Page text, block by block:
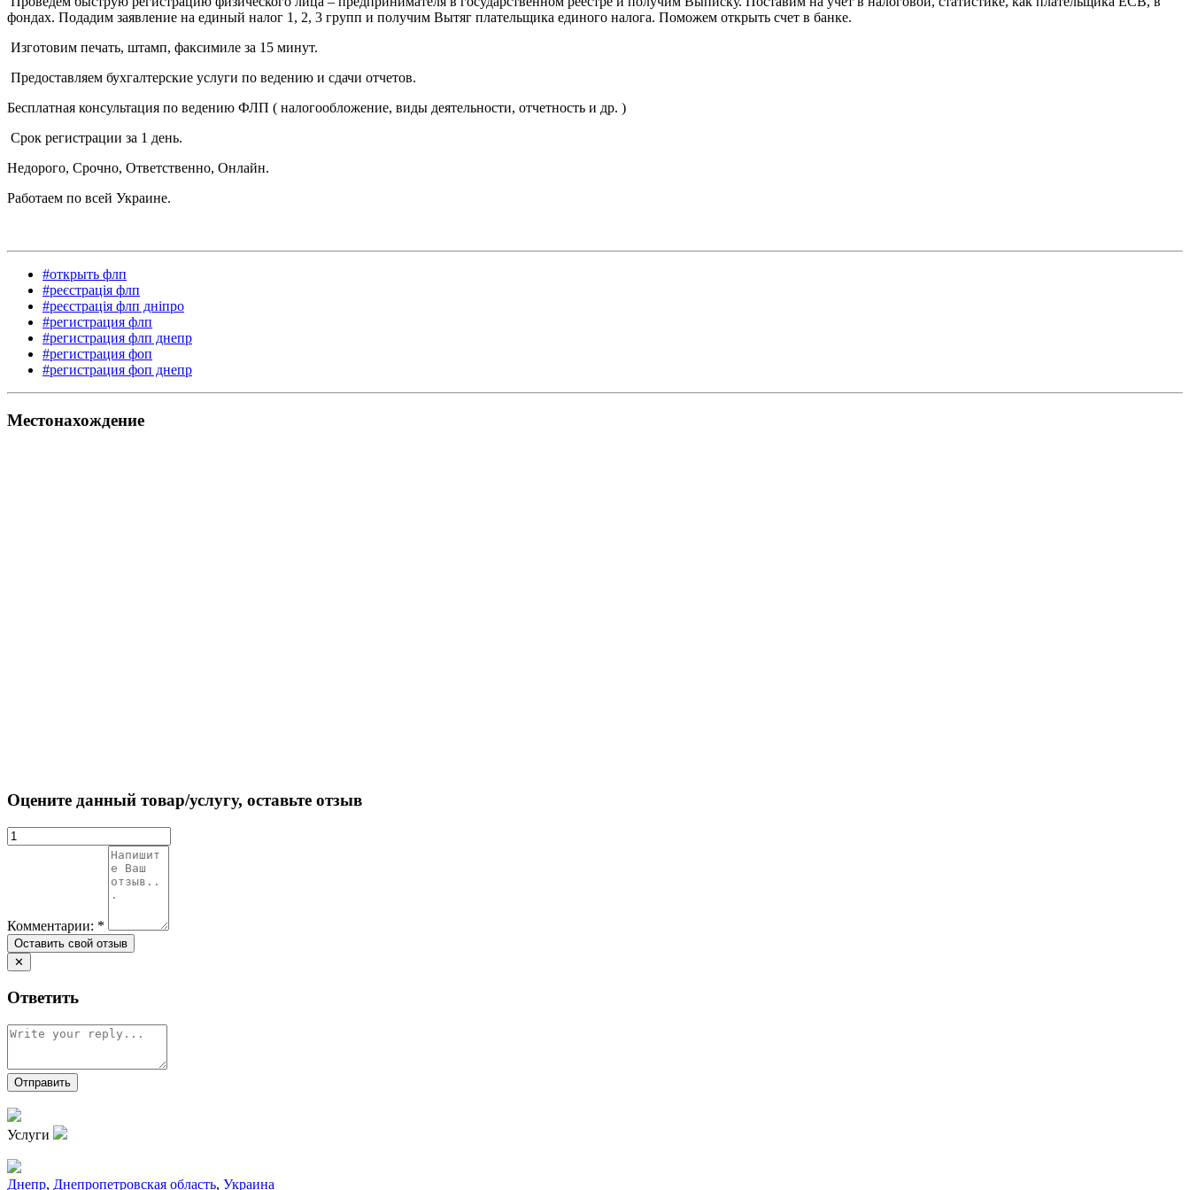
фондах. Подадим заявление на единый налог 1, 2, 3 групп и получим Вытяг плательщика единого налога. Поможем открыть счет в банке.
Изготовим печать, штамп, факсимиле за 15 минут.
Предоставляем бухгалтерские услуги по ведению и сдачи отчетов.
Бесплатная консультация по ведению ФЛП ( налогообложение, виды деятельности, отчетность и др. )
Срок регистрации за 1 день.
Недорого, Срочно, Ответственно, Онлайн.
Работаем по всей Украине.
#открыть флп
#реєстрація флп
#реєстрація флп дніпро
#регистрация флп
#регистрация флп днепр
#регистрация фоп
#регистрация фоп днепр
Местонахождение
Оцените данный товар/услугу, оставьте отзыв
Комментарии: *
✕
Ответить
Услуги
Днепр, Днепропетровская область, Украина